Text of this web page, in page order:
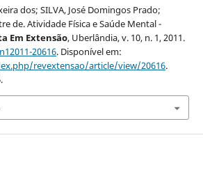
dos; SILVA, José Domingos Prado;
de. Atividade Física e Saúde Mental -
Em Extensão, Uberlândia, v. 10, n. 1, 2011.
20616. Disponível em:
revextensao/article/view/20616.